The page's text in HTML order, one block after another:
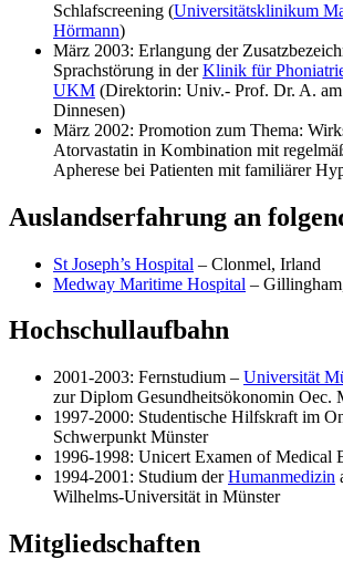
Schlafscreening (Universitätsklinikum
Hörmann)
März 2003: Erlangung der
Sprachstörung in derKlinik für
UKM (Direktorin: Univ.- Prof. Dr. A.
Dinnesen)
März 2002: Promotion zum Thema:
Atorvastatin in Kombination mit
Apherese bei Patienten mit familiärer
Auslandserfahrung an
St Joseph’s Hospital – Clonmel, Irland
Medway Maritime Hospital –
Hochschullaufbahn
2001-2003: Fernstudium – Universität
zur Diplom Gesundheitsökonomin Oec.
1997-2000: Studentische Hilfskraft im
Schwerpunkt Münster
1996-1998: Unicert Examen of Medical
1994-2001: Studium derHumanmedizin
Wilhelms-Universität in Münster
Mitgliedschaften